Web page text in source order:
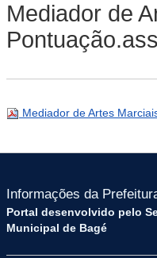
Mediador de
Mediador de Artes
Informações da
Portal desenvolvido pelo
Municipal de Bagé